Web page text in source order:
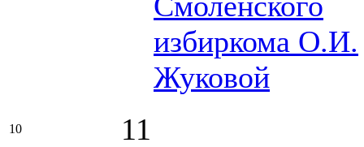
избиркома О.И.
Жуковой
10 11